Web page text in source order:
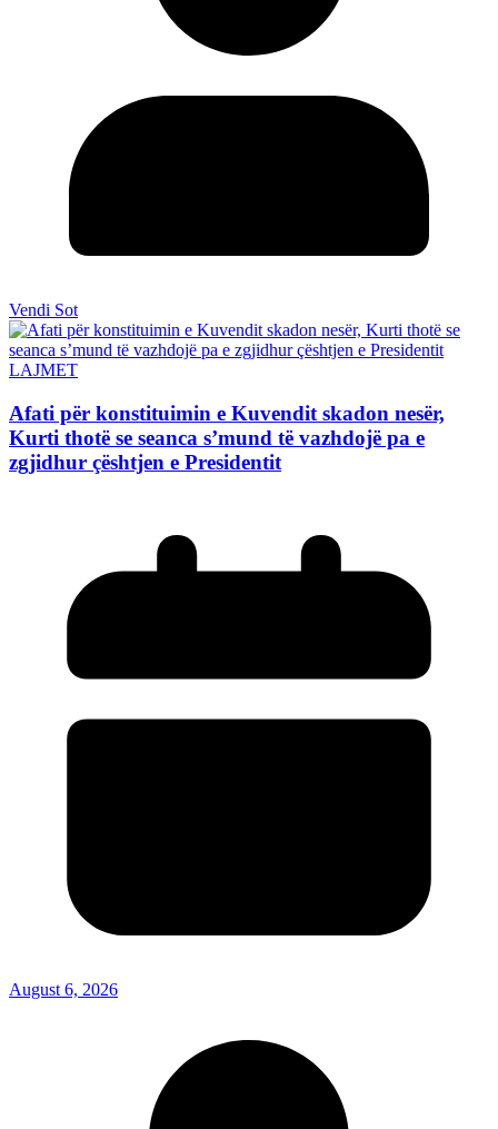
Vendi Sot
LAJMET
Afati për konstituimin e Kuvendit skadon nesër,
Kurti thotë se seanca s’mund të vazhdojë pa e
zgjidhur çështjen e Presidentit
August 6, 2026